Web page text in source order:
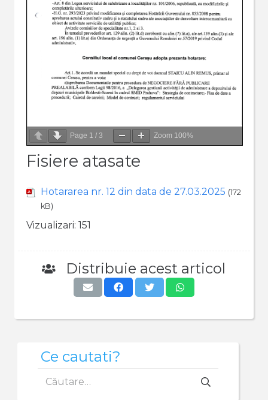
Page 1 / 3 Zoom 100%
Fisiere atasate
Hotararea nr. 12 din data de 27.03.2025 (172
kB)
Vizualizari: 151
Distribuie acest articol
Ce cautati?
după: